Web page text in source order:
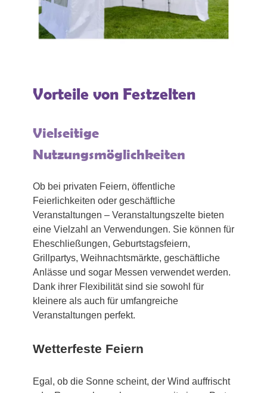
Vorteile von Festzelten
Vielseitige
Nutzungsmöglichkeiten
Ob bei privaten Feiern, öffentliche
Feierlichkeiten oder geschäftliche
Veranstaltungen – Veranstaltungszelte bieten
eine Vielzahl an Verwendungen. Sie können für
Eheschließungen, Geburtstagsfeiern,
Grillpartys, Weihnachtsmärkte, geschäftliche
Anlässe und sogar Messen verwendet werden.
Dank ihrer Flexibilität sind sie sowohl für
kleinere als auch für umfangreiche
Veranstaltungen perfekt.
Wetterfeste Feiern
Egal, ob die Sonne scheint, der Wind auffrischt